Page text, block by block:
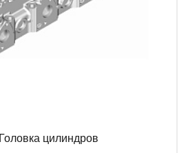
238Д-1003013-А Головка цилиндров